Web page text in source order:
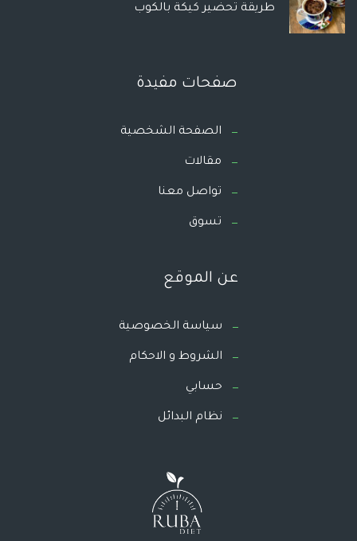
طريقة تحضير كيكة بالكوب
صفحات مفيدة
الصفحة الشخصية
مقالات
تواصل معنا
تسوق
عن الموقع
سياسة الخصوصية
الشروط و الاحكام
حسابي
نظام البدائل